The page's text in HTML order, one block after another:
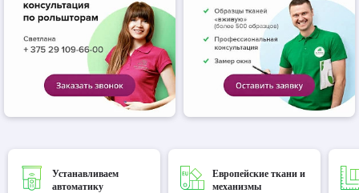
Устанавливаем
автоматику
Европейские ткани и
механизмы